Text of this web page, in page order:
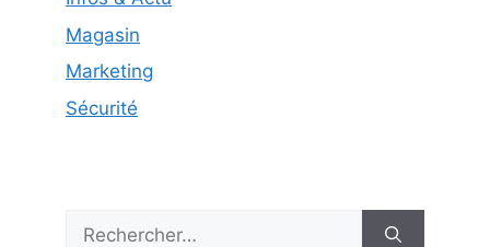
Magasin
Marketing
Sécurité